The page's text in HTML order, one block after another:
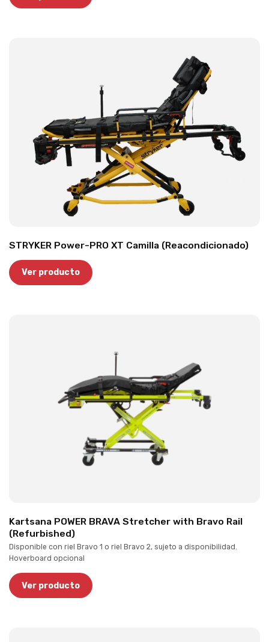
STRYKER Power-PRO XT Camilla (Reacondicionado)
Ver producto
Kartsana POWER BRAVA Stretcher with Bravo Rail
(Refurbished)
Disponible con riel Bravo 1 o riel Bravo 2, sujeto a disponibilidad.
Hoverboard opcional
Ver producto